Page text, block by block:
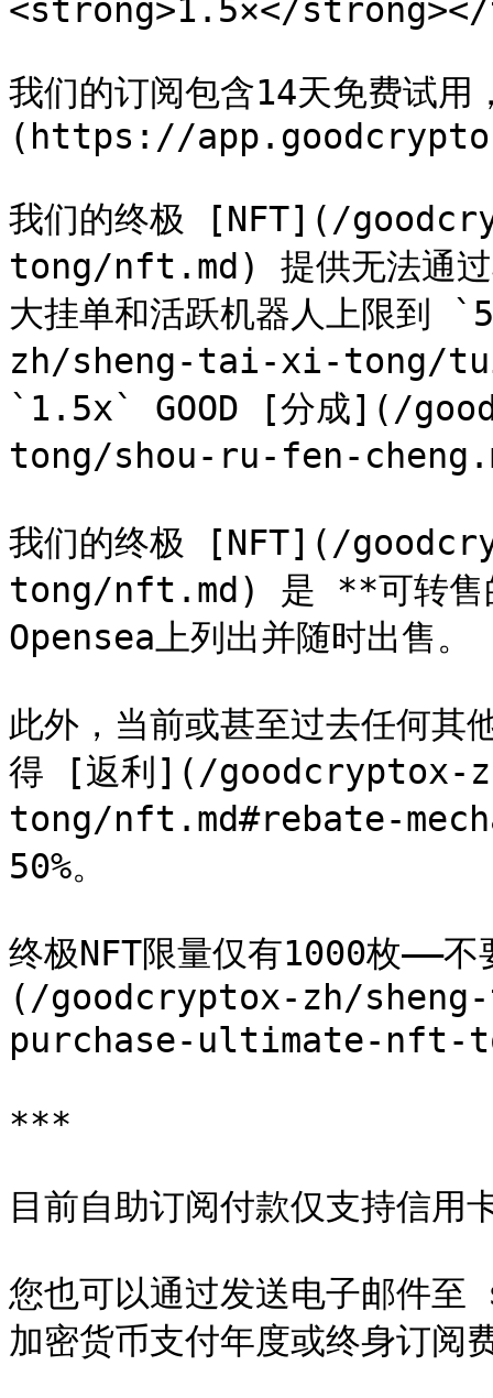
<strong>1.5×</
我们的订阅包含14天免费试
(https://
我们的终极 [NFT](/
tong/nft.md) 提供无法通过
大挂单和活跃机器人上限
zh/sheng-tai-xi-tong/
`1.5x` GOOD [分成](/
tong/shou-ru-fen-
我们的终极 [NFT](/
tong/nft.md) 是 **可转售
Opensea上列出并随时出售。
此外，当前或甚至过去任何其
得 [返利](/
tong/nft.md#rebate-
50%。
终极NFT限量仅有1000枚——
(/goodcryptox-zh/
purchase-ultimate-nft-
***
目前自助订阅付款仅支持信用
您也可以通过发送电子邮
加密货币支付年度或终身订阅